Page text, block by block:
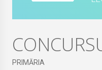
PRIMĂRIA